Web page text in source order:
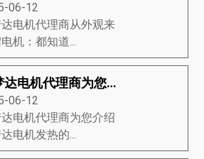
06-12
电机代理商从外观来
机：都知道...
茵梦达电机代理商为您介绍茵梦达电机发热的22条原因
06-12
电机代理商为您介绍
电机发热的...